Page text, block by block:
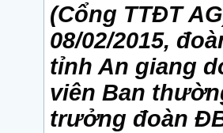
(Cổng TTĐT
08/02/2015,
tỉnh An giang
viên Ban
trưởng đoàn